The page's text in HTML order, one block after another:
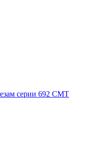
серии 692 CMT